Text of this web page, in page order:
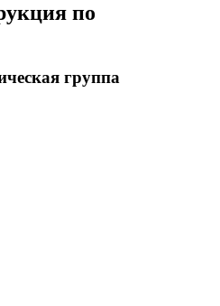
по
группа